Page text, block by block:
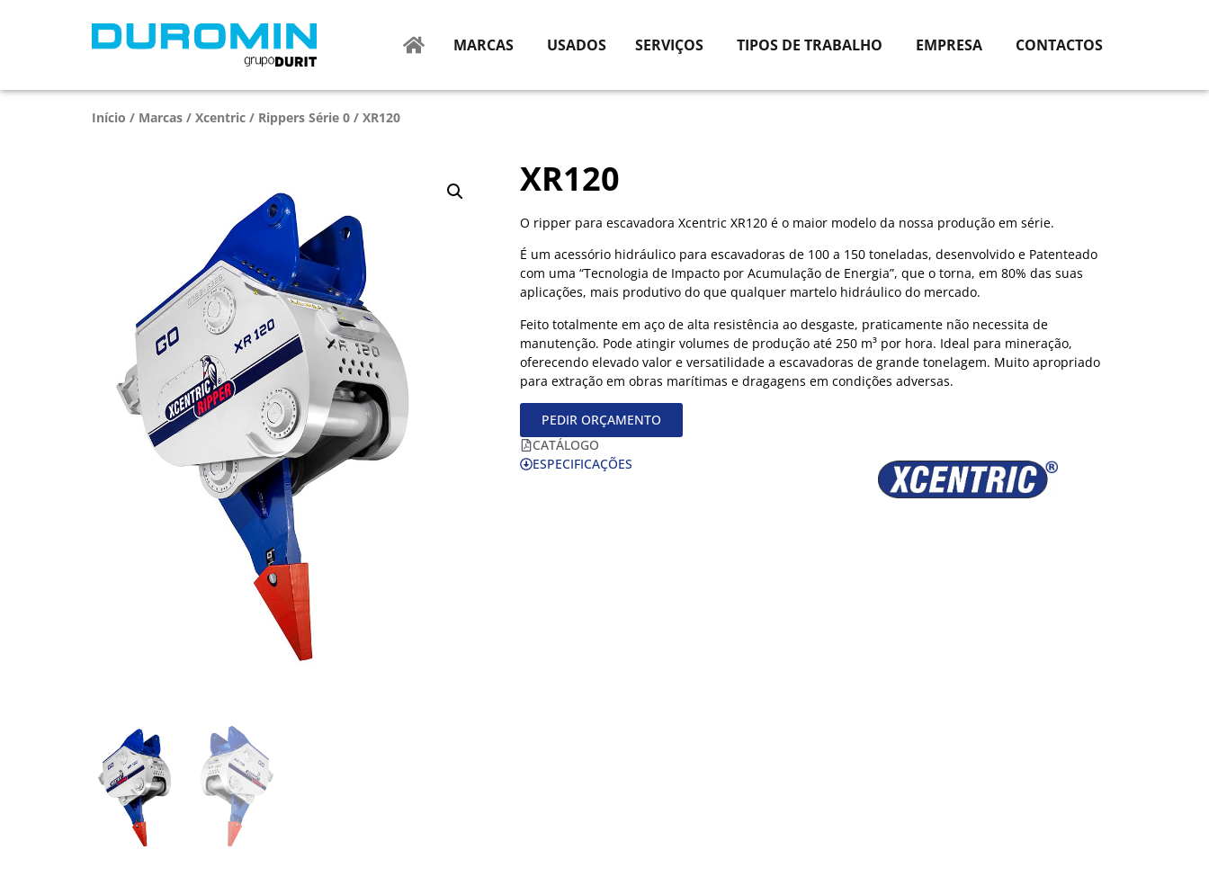
MARCAS USADOS SERVIÇOS TIPOS DE TRABALHO EMPRESA CONTACTOS
Início / Marcas / Xcentric / Rippers Série 0 / XR120
XR120
O ripper para escavadora Xcentric XR120 é o maior modelo da nossa produção em série.
É um acessório hidráulico para escavadoras de 100 a 150 toneladas, desenvolvido e Patenteado
com uma “Tecnologia de Impacto por Acumulação de Energia”, que o torna, em 80% das suas
aplicações, mais produtivo do que qualquer martelo hidráulico do mercado.
Feito totalmente em aço de alta resistência ao desgaste, praticamente não necessita de
manutenção. Pode atingir volumes de produção até 250 m³ por hora. Ideal para mineração,
oferecendo elevado valor e versatilidade a escavadoras de grande tonelagem. Muito apropriado
para extração em obras marítimas e dragagens em condições adversas.
PEDIR ORÇAMENTO
CATÁLOGO
ESPECIFICAÇÕES